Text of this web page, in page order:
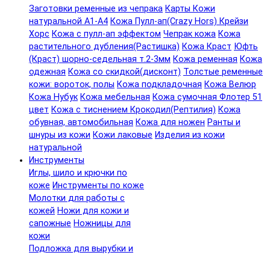
Заготовки ременные из чепрака Карты Кожи
натуральной А1-А4 Кожа Пулл-ап(Crazy Hors) Крейзи
Хорс Кожа с пулл-ап эффектом Чепрак кожа Кожа
растительного дубления(Растишка) Кожа Краст Юфть
(Краст) шорно-седельная т.2-3мм Кожа ременная Кожа
одежная Кожа со скидкой(дисконт) Толстые ременные
кожи: вороток, полы Кожа подкладочная Кожа Велюр
Кожа Нубук Кожа мебельная Кожа сумочная Флотер 51
цвет Кожа с тиснением Крокодил(Рептилия) Кожа
обувная, автомобильная Кожа для ножен Ранты и
шнуры из кожи Кожи лаковые Изделия из кожи
натуральной
Инструменты
Иглы, шило и крючки по
коже Инструменты по коже
Молотки для работы с
кожей Ножи для кожи и
сапожные Ножницы для
кожи
Подложка для вырубки и